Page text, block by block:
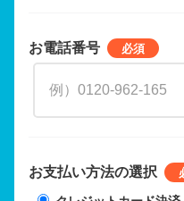
お電話番号
お支払い方法の選択